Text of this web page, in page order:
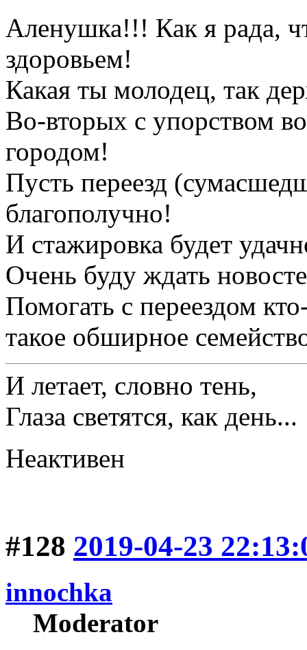
Аленушка!!! Как я рада,
здоровьем!
Какая ты молодец, так
Во-вторых с упорством
городом!
Пусть переезд
благополучно!
И стажировка будет
Очень буду ждать
Помогать с переездом
такое обширное
И летает, словно тень,
Глаза светятся, как день...
Неактивен
#128 2019-04-23
innochka
Moderator